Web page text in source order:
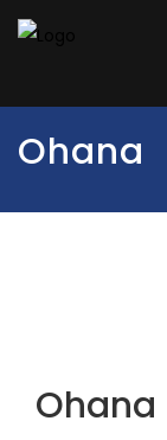
Ohana
Ohana